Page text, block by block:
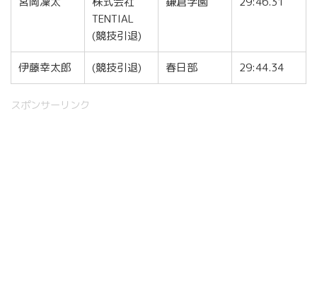
TENTIAL
(競技引退)
伊藤幸太郎 (競技引退) 春日部 29:44.34
スポンサーリンク